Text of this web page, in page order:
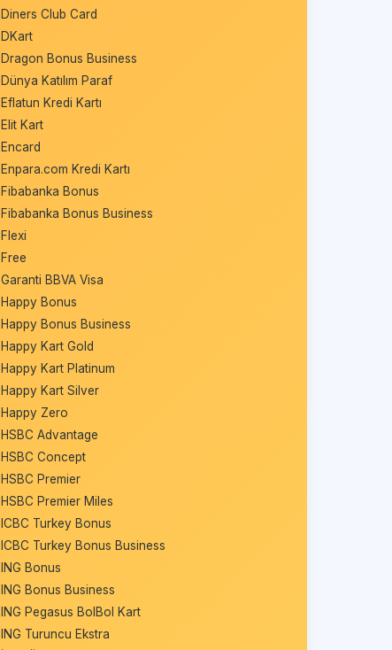
Diners Club Card
DKart
Dragon Bonus Business
Dünya Katılım Paraf
Eflatun Kredi Kartı
Elit Kart
Encard
Enpara.com Kredi Kartı
Fibabanka Bonus
Fibabanka Bonus Business
Flexi
Free
Garanti BBVA Visa
Happy Bonus
Happy Bonus Business
Happy Kart Gold
Happy Kart Platinum
Happy Kart Silver
Happy Zero
HSBC Advantage
HSBC Concept
HSBC Premier
HSBC Premier Miles
ICBC Turkey Bonus
ICBC Turkey Bonus Business
ING Bonus
ING Bonus Business
ING Pegasus BolBol Kart
ING Turuncu Ekstra